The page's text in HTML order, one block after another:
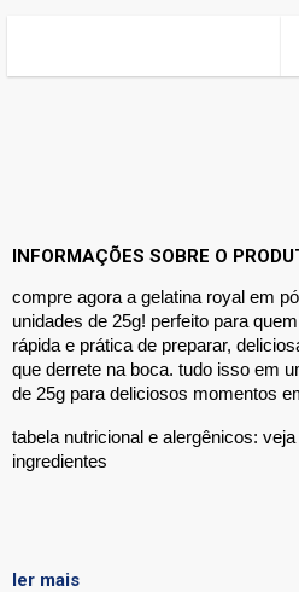
INFORMAÇÕES SOBRE O
compre agora a gelatina royal em pó
unidades de 25g! perfeito para
rápida e prática de preparar,
que derrete na boca. tudo isso em
de 25g para deliciosos momentos
tabela nutricional e alergênicos:
ingredientes
ler mais